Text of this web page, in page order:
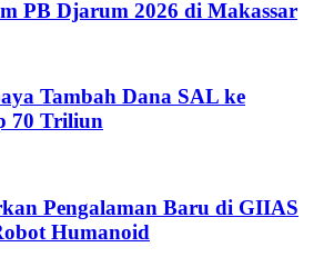
PB Djarum 2026 di Makassar
Tambah Dana SAL ke
70 Triliun
Pengalaman Baru di GIIAS
Humanoid